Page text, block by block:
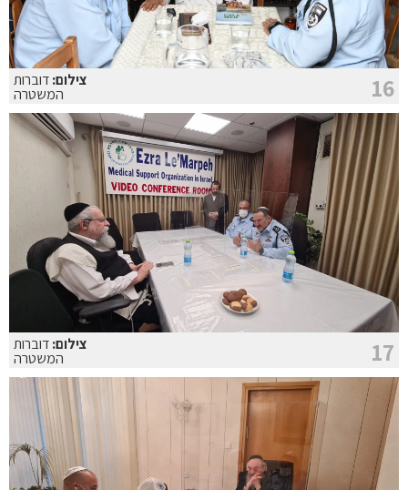
16 צילום:דוברות
המשטרה
17 צילום:דוברות
המשטרה